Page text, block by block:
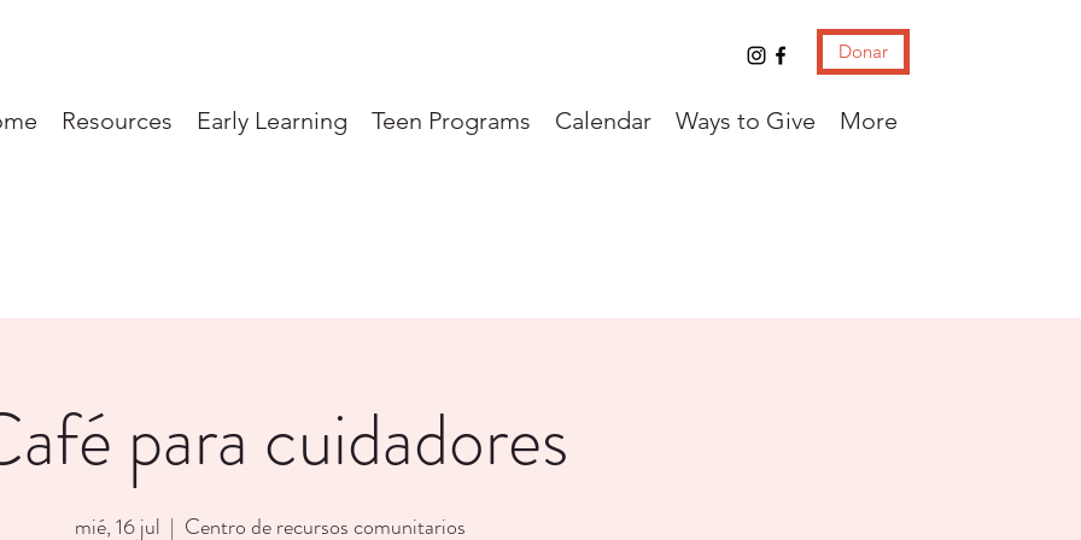
Donar
Resources Early Learning Teen Programs Calendar Ways to Give More
para cuidadores
mié, 16 jul
  |
Centro de recursos comunitarios